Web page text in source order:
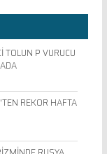
TOLUN P VURUCU
REKOR HAFTA